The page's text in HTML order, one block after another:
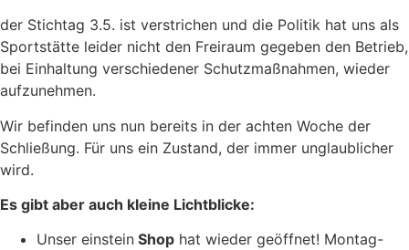
der Stichtag 3.5. ist verstrichen und die Politik hat uns als
Sportstätte leider nicht den Freiraum gegeben den Betrieb,
bei Einhaltung verschiedener Schutzmaßnahmen, wieder
aufzunehmen.
Wir befinden uns nun bereits in der achten Woche der
Schließung. Für uns ein Zustand, der immer unglaublicher
wird.
Es gibt aber auch kleine Lichtblicke:
Unser einstein Shop hat wieder geöffnet! Montag-